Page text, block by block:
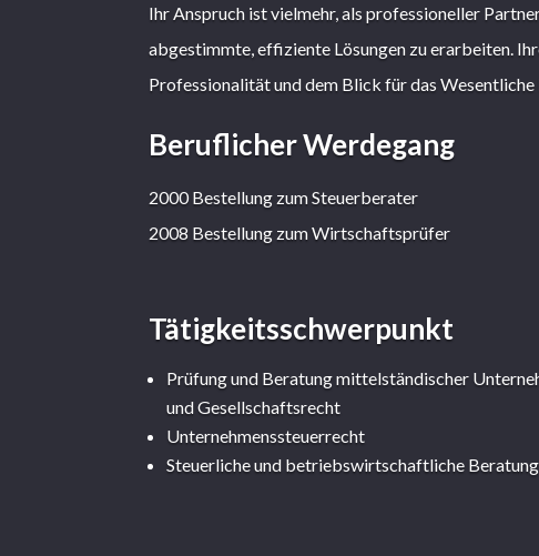
Ihr Anspruch ist vielmehr, als professioneller
abgestimmte, effiziente Lösungen zu erarbeiten.
Professionalität und dem Blick für das Wesentliche
Beruflicher Werdegang
2000 Bestellung zum Steuerberater
2008 Bestellung zum Wirtschaftsprüfer
Tätigkeitsschwerpunkt
Prüfung und Beratung mittelständischer
und Gesellschaftsrecht
Unternehmenssteuerrecht
Steuerliche und betriebswirtschaftliche